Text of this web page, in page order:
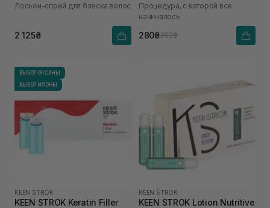
Лосьон-спрей для блеска волос
2 125₴
Процедура, с которой все
начиналось
280₴350₴
ВЫБОР ОКСАНЫ
ВЫБОР ИЛОНЫ
KEEN STROK
KEEN STROK Keratin Filler
KEEN STROK
KEEN STROK Lotion Nutritive